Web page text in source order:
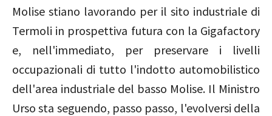
Molise stiano lavorando per il sito industriale di
Termoli in prospettiva futura con la Gigafactory
e, nell'immediato, per preservare i livelli
occupazionali di tutto l'indotto automobilistico
dell'area industriale del basso Molise. Il Ministro
Urso sta seguendo, passo passo, l'evolversi della